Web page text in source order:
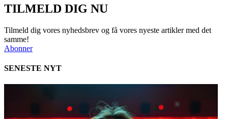
TILMELD DIG NU
Tilmeld dig vores nyhedsbrev og få vores nyeste artikler med det
samme!
Abonner
SENESTE NYT